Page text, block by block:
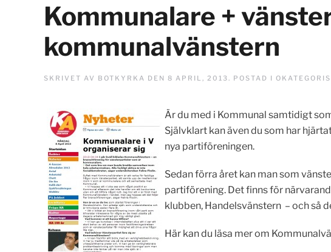
Kommunalare +
kommunalvänstern
SKRIVET AV BOTKYRKA DEN 8 APRIL, 2013. POSTAD I
Är du med i Kommunal samtidigt
Självklart kan även du som har
nya partiföreningen.
Sedan förra året kan man som
partiförening. Det finns för
klubben, Handelsvänstern – och så
Här kan du läsa mer om